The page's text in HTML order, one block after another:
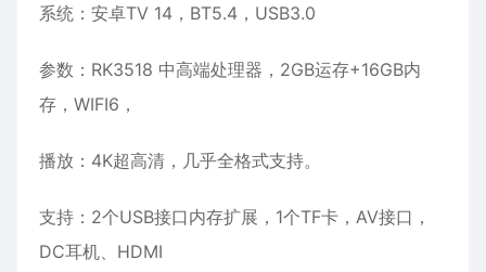
系统：安卓TV 14，BT5.4，USB3.0
参数：RK3518 中高端处理器，2GB运存+16GB内
存，WIFI6，
播放：4K超高清，几乎全格式支持。
支持：2个USB接口内存扩展，1个TF卡，AV接口，
DC耳机、HDMI